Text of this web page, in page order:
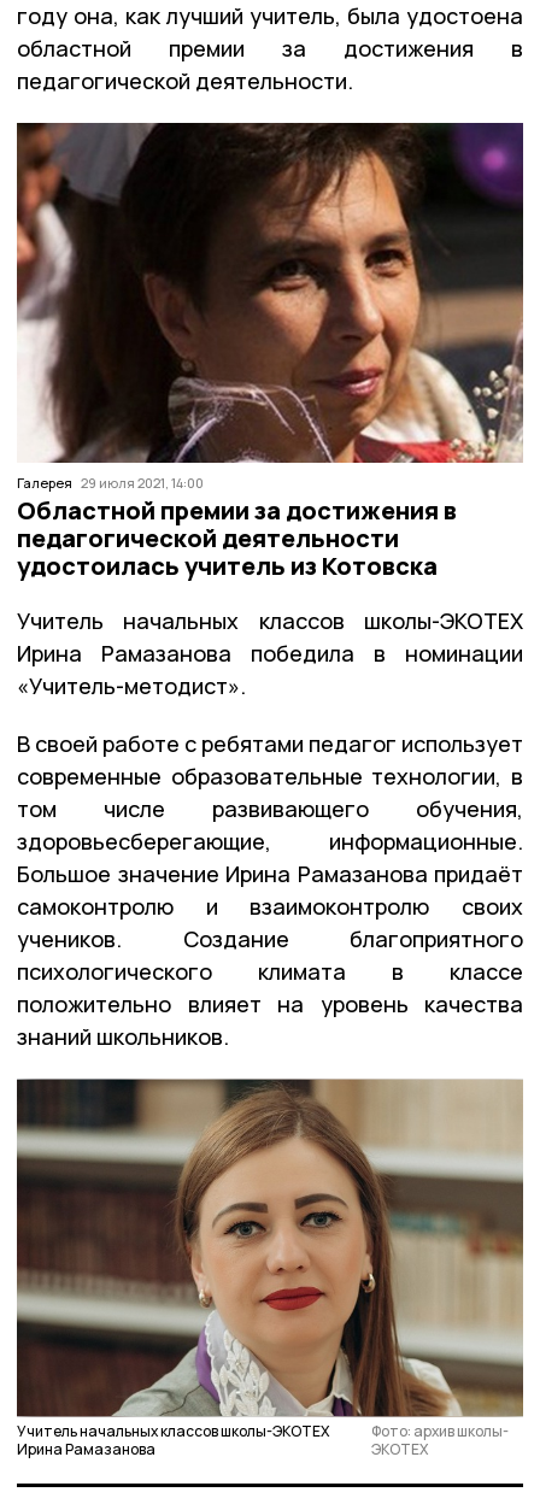
году она, как лучший учитель, была удостоена
областной премии за достижения в
педагогической деятельности.
Галерея 29 июля 2021, 14:00
Областной премии за достижения в
педагогической деятельности
удостоилась учитель из Котовска
Учитель начальных классов школы-ЭКОТЕХ
Ирина Рамазанова победила в номинации
«Учитель-методист».
В своей работе с ребятами педагог использует
современные образовательные технологии, в
том числе развивающего обучения,
здоровьесберегающие, информационные.
Большое значение Ирина Рамазанова придаёт
самоконтролю и взаимоконтролю своих
учеников. Создание благоприятного
психологического климата в классе
положительно влияет на уровень качества
знаний школьников.
Учитель начальных классов школы-ЭКОТЕХ
Ирина Рамазанова
Фото: архив школы-
ЭКОТЕХ